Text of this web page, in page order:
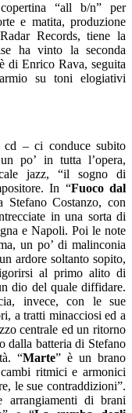
“all b/n” per
e matita, produzione
Records, tiene la
ha vinto la seconda
di Enrico Rava, seguita
su toni elogiativi
– ci conduce subito
po’ in tutta l’opera,
jazz, “il sogno di
In “Fuoco dal
Stefano Costanzo, con
in una sorta di
e Napoli. Poi le note
un po’ di malinconia
ardore soltanto sopito,
al primo alito di
dio del quale diffidare.
invece, con le sue
a tratti minacciosi ed a
centrale ed un ritorno
dalla batteria di Stefano
“Marte” è un brano
ritmici e armonici
le sue contraddizioni”.
di brani